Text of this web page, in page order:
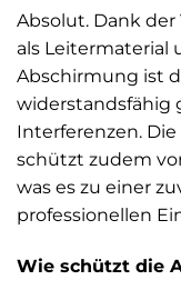
Absolut. Dank
als Leitermaterial
Abschirmung ist
widerstandsfähig
Interferenzen.
schützt zudem
was es zu einer
professionellen
Wie schützt die